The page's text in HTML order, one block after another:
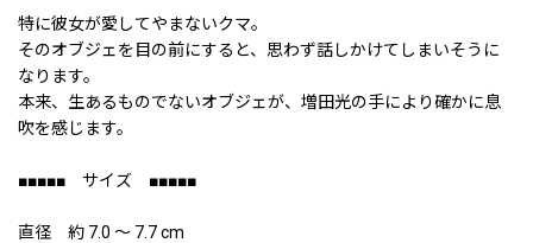
特に彼女が愛してやまないクマ。
そのオブジェを目の前にすると、思わず話しかけてしまいそうに
なります。
本来、生あるものでないオブジェが、増田光の手により確かに息
吹を感じます。
■■■■■ サイズ ■■■■■
直径 約 7.0 〜 7.7 cm